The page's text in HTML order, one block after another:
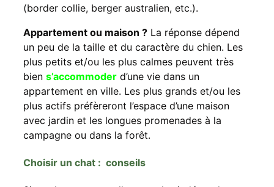
(border collie, berger australien, etc.).
Appartement ou maison ? La réponse dépend
un peu de la taille et du caractère du chien. Les
plus petits et/ou les plus calmes peuvent très
bien s’accommoder d’une vie dans un
appartement en ville. Les plus grands et/ou les
plus actifs préfèreront l’espace d’une maison
avec jardin et les longues promenades à la
campagne ou dans la forêt.
Choisir un chat : conseils